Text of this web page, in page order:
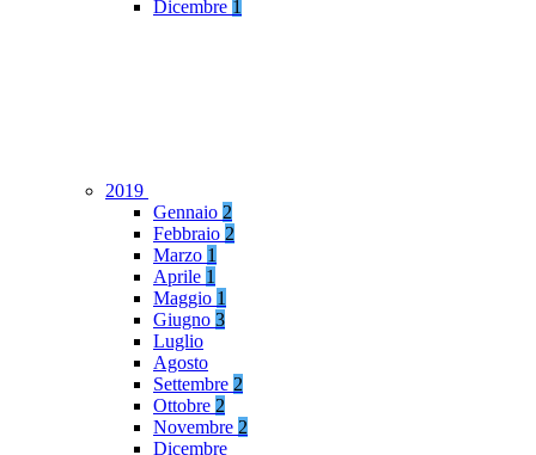
Dicembre 1
2019
Gennaio 2
Febbraio 2
Marzo 1
Aprile 1
Maggio 1
Giugno 3
Luglio
Agosto
Settembre 2
Ottobre 2
Novembre 2
Dicembre